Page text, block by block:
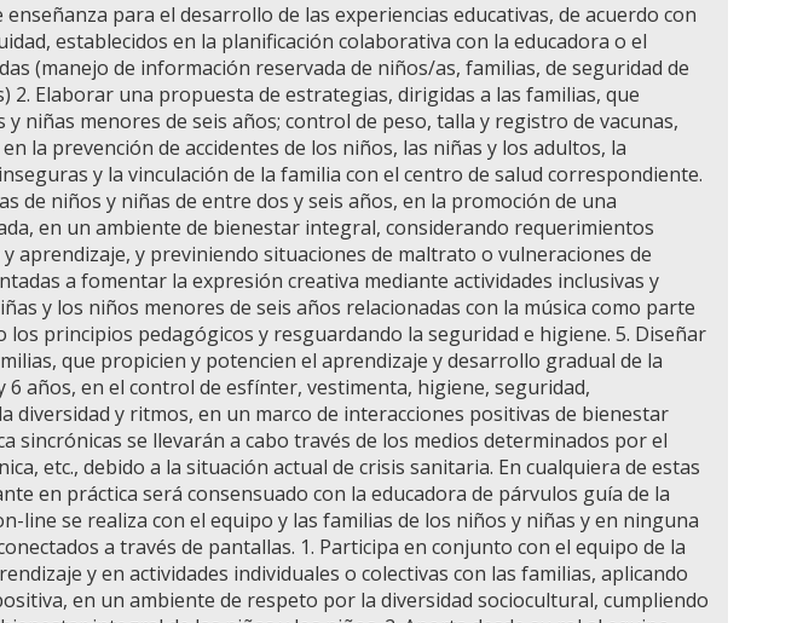
para el desarrollo de las experiencias educativas, de acuerdo con
establecidos en la planificación colaborativa con la educadora o el
(manejo de información reservada de niños/as, familias, de seguridad de
2. Elaborar una propuesta de estrategias, dirigidas a las familias, que
niñas menores de seis años; control de peso, talla y registro de vacunas,
la prevención de accidentes de los niños, las niñas y los adultos, la
y la vinculación de la familia con el centro de salud correspondiente.
de niños y niñas de entre dos y seis años, en la promoción de una
en un ambiente de bienestar integral, considerando requerimientos
aprendizaje, y previniendo situaciones de maltrato o vulneraciones de
a fomentar la expresión creativa mediante actividades inclusivas y
y los niños menores de seis años relacionadas con la música como parte
principios pedagógicos y resguardando la seguridad e higiene. 5. Diseñar
que propicien y potencien el aprendizaje y desarrollo gradual de la
años, en el control de esfínter, vestimenta, higiene, seguridad,
diversidad y ritmos, en un marco de interacciones positivas de bienestar
sincrónicas se llevarán a cabo través de los medios determinados por el
etc., debido a la situación actual de crisis sanitaria. En cualquiera de estas
en práctica será consensuado con la educadora de párvulos guía de la
line se realiza con el equipo y las familias de los niños y niñas y en ninguna
a través de pantallas. 1. Participa en conjunto con el equipo de la
y en actividades individuales o colectivas con las familias, aplicando
en un ambiente de respeto por la diversidad sociocultural, cumpliendo